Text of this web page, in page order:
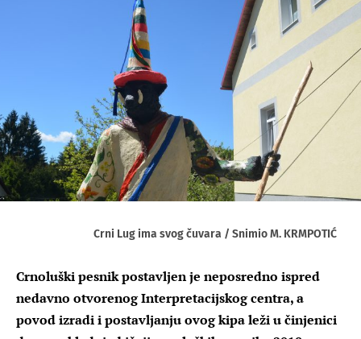
Crni Lug ima svog čuvara / Snimio M. KRMPOTIĆ
Crnoluški pesnik postavljen je neposredno ispred
nedavno otvorenog Interpretacijskog centra, a
povod izradi i postavljanju ovog kipa leži u činjenici